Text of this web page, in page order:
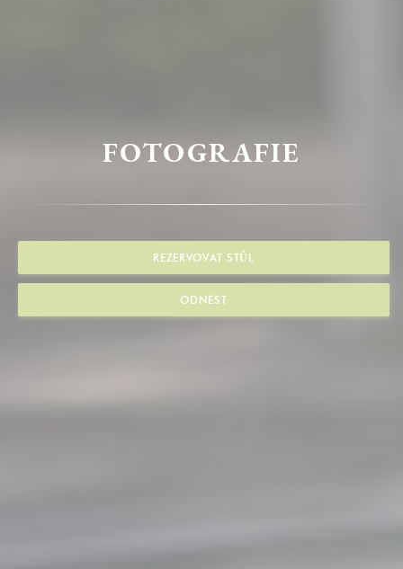
FOTOGRAFIE
REZERVOVAT STŮL
ODNÉST